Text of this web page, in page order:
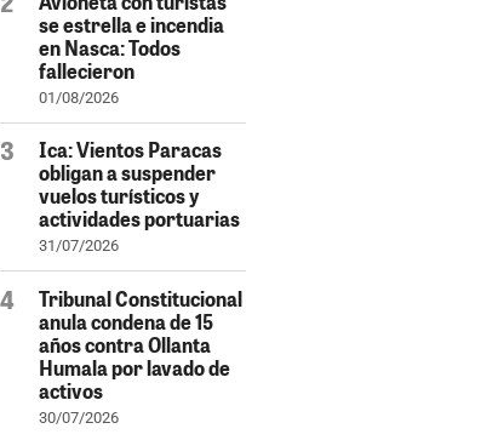
se estrella e incendia
en Nasca: Todos
fallecieron
01/08/2026
Ica: Vientos Paracas
obligan a suspender
vuelos turísticos y
actividades portuarias
31/07/2026
Tribunal Constitucional
anula condena de 15
años contra Ollanta
Humala por lavado de
activos
30/07/2026